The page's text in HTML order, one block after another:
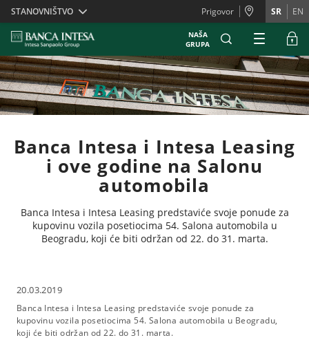
Skiplinks
STANOVNIŠTVO Prigovor SR EN
NAŠA
GRUPA
Banca Intesa i Intesa Leasing
i ove godine na Salonu
automobila
Banca Intesa i Intesa Leasing predstaviće svoje ponude za
kupovinu vozila posetiocima 54. Salona automobila u
Beogradu, koji će biti održan od 22. do 31. marta.
20.03.2019
Banca Intesa i Intesa Leasing predstaviće svoje ponude za
kupovinu vozila posetiocima 54. Salona automobila u Beogradu,
koji će biti održan od 22. do 31. marta.